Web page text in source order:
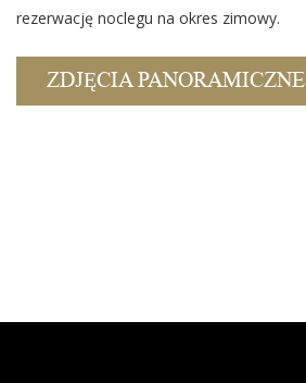
rezerwację noclegu na okres zimowy.
ZDJĘCIA PANORAMICZNE